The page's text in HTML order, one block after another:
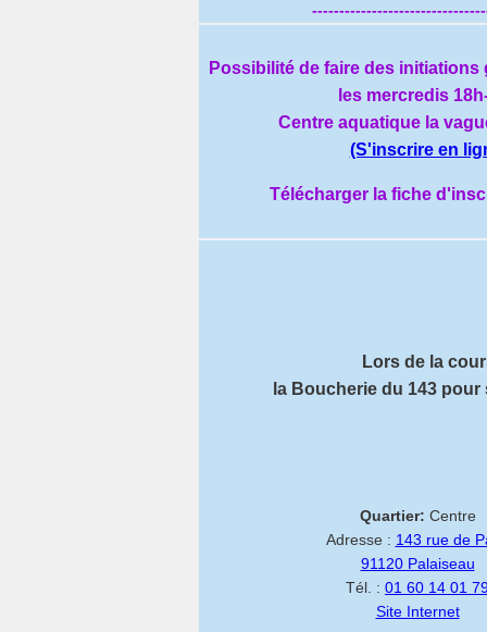
Possibilité de faire des initiations
les mercredis
Centre aquatique la
(S'inscrire en
Télécharger la fiche
Lors de la
la Boucherie du 143
Quartier: Centre
Adresse : 143 rue de
91120 Palaiseau
Tél. : 01 60 14 01
Site Internet